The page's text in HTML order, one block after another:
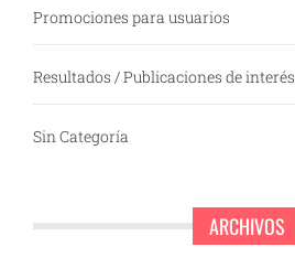
Promociones para usuarios
Resultados / Publicaciones de interés
Sin Categoría
ARCHIVOS